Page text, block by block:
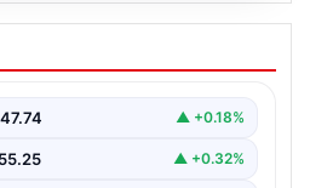
İle Sanal
Adresi Ve Chat
kaliteli bir tarzda irtibat
47.74 ▲ +0.18%
55.25 ▲ +0.32%